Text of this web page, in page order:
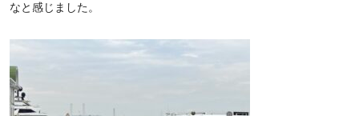
なと感じました。